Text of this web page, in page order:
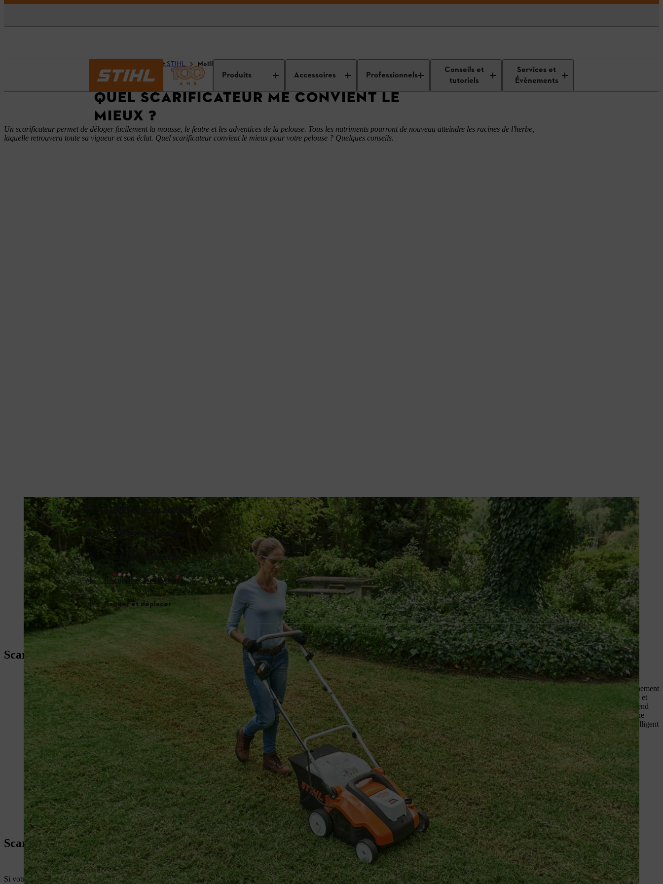
Produits Accessoires Professionnels
Conseils et
tutoriels
Services et
Évènements
Guides d'achat STIHL Meilleur scarificateur
QUEL SCARIFICATEUR ME CONVIENT LE
MIEUX ?
Un scarificateur permet de déloger facilement la mousse, le feutre et les adventices de la pelouse. Tous les nutriments pourront de nouveau atteindre les racines de l'herbe,
laquelle retrouvera toute sa vigueur et son éclat. Quel scarificateur convient le mieux pour votre pelouse ? Quelques conseils.
Scarificateur sur batterie
Scarificateur électrique
Scarificateur thermique
Récupérer les déchets
Ranger et déplacer
Scarificateur sur batterie
Un scarificateur à batterie, tel que le STIHL RLA 240 , est idéal pour une pelouse saine et soignée. Grâce à l'entraînement
sur batterie, vous travaillez sans fil et de manière flexible. Le RLA 240 élimine efficacement la mousse et le chaume et
aère le sol, assurant ainsi des conditions de croissance optimales pour l'herbe. Sa conception compacte et légère la rend
facile à utiliser, même dans les petits jardins. De plus, sa compatibilité avec le système STIHL AK rend cette machine
polyvalente et durable, car vous pouvez utiliser la même batterie pour d'autres machines de jardinage. Un choix intelligent
pour un entretien du gazon sans compromis !
Scarificateur électrique
Si votre pelouse fait max. 500 m 2et que vous disposez d'un point électrique à proximité, lescarificateur électrique RLE